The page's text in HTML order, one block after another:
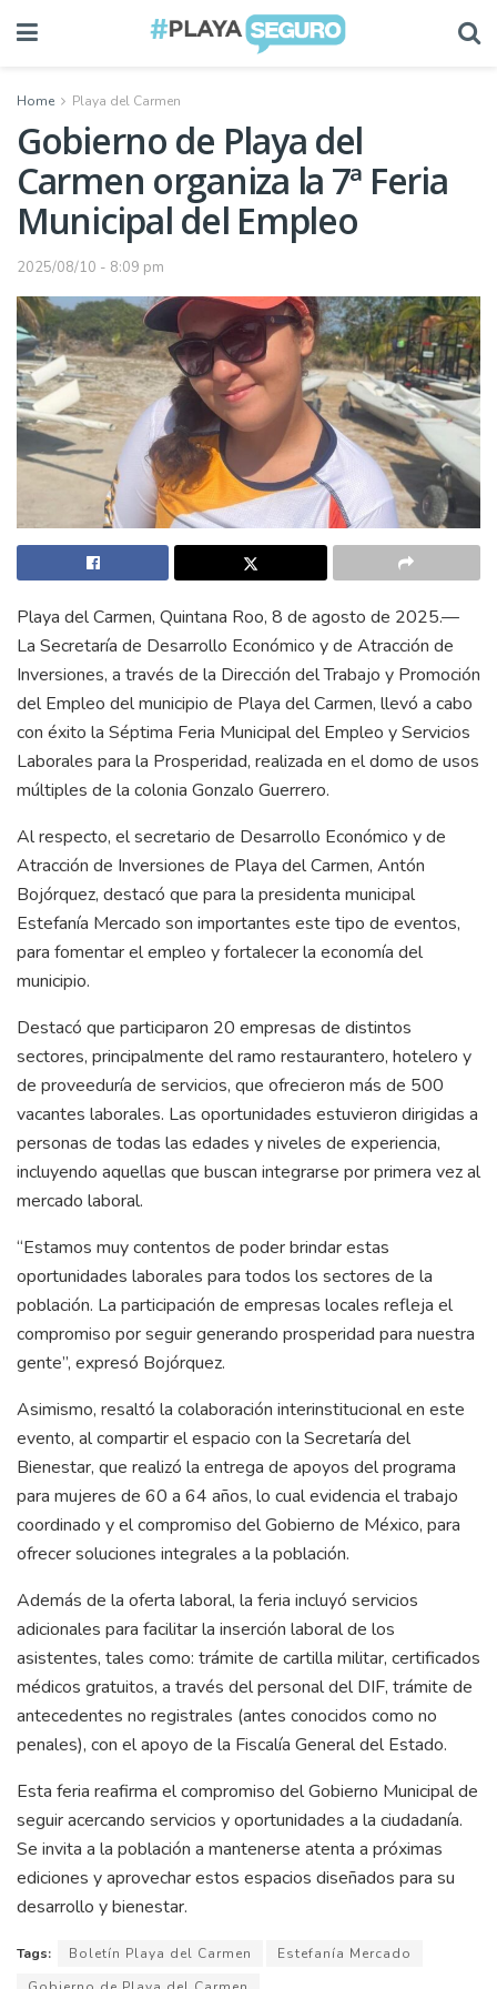
Home Playa del Carmen
Gobierno de Playa del
Carmen organiza la 7ª Feria
Municipal del Empleo
2025/08/10 - 8:09 pm
Playa del Carmen, Quintana Roo, 8 de agosto de 2025.—
La Secretaría de Desarrollo Económico y de Atracción de
Inversiones, a través de la Dirección del Trabajo y Promoción
del Empleo del municipio de Playa del Carmen, llevó a cabo
con éxito la Séptima Feria Municipal del Empleo y Servicios
Laborales para la Prosperidad, realizada en el domo de usos
múltiples de la colonia Gonzalo Guerrero.
Al respecto, el secretario de Desarrollo Económico y de
Atracción de Inversiones de Playa del Carmen, Antón
Bojórquez, destacó que para la presidenta municipal
Estefanía Mercado son importantes este tipo de eventos,
para fomentar el empleo y fortalecer la economía del
municipio.
Destacó que participaron 20 empresas de distintos
sectores, principalmente del ramo restaurantero, hotelero y
de proveeduría de servicios, que ofrecieron más de 500
vacantes laborales. Las oportunidades estuvieron dirigidas a
personas de todas las edades y niveles de experiencia,
incluyendo aquellas que buscan integrarse por primera vez al
mercado laboral.
“Estamos muy contentos de poder brindar estas
oportunidades laborales para todos los sectores de la
población. La participación de empresas locales refleja el
compromiso por seguir generando prosperidad para nuestra
gente”, expresó Bojórquez.
Asimismo, resaltó la colaboración interinstitucional en este
evento, al compartir el espacio con la Secretaría del
Bienestar, que realizó la entrega de apoyos del programa
para mujeres de 60 a 64 años, lo cual evidencia el trabajo
coordinado y el compromiso del Gobierno de México, para
ofrecer soluciones integrales a la población.
Además de la oferta laboral, la feria incluyó servicios
adicionales para facilitar la inserción laboral de los
asistentes, tales como: trámite de cartilla militar, certificados
médicos gratuitos, a través del personal del DIF, trámite de
antecedentes no registrales (antes conocidos como no
penales), con el apoyo de la Fiscalía General del Estado.
Esta feria reafirma el compromiso del Gobierno Municipal de
seguir acercando servicios y oportunidades a la ciudadanía.
Se invita a la población a mantenerse atenta a próximas
ediciones y aprovechar estos espacios diseñados para su
desarrollo y bienestar.
Tags: Boletín Playa del Carmen
Estefanía Mercado